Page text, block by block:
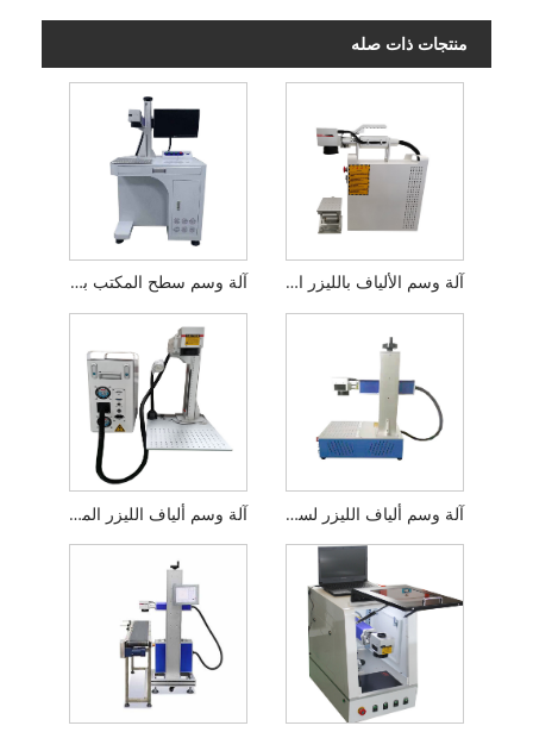
منتجات ذات صله
آلة وسم سطح المكتب بألياف الليزر آلة وسم الألياف بالليزر المحمولة
آلة وسم ألياف الليزر المحمولة آلة وسم ألياف الليزر لسطح المكتب المصغرة